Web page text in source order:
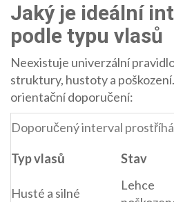
Jaký je ideální
podle typu vlasů
Neexistuje univerzální
struktury, hustoty a
orientační doporučení:
Doporučený interval
Typ vlasů Stav
Husté a silné
Lehce